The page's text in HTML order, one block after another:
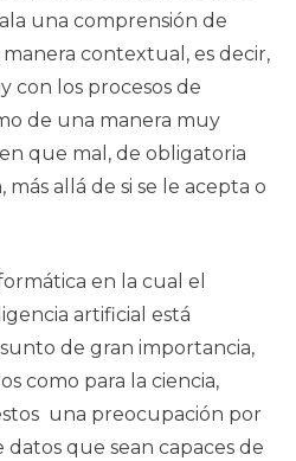
una comprensión de
contextual, es decir,
con los procesos de
de una manera muy
que mal, de obligatoria
allá de si se le acepta o
en la cual el
artificial está
de gran importancia,
como para la ciencia,
una preocupación por
datos que sean capaces de